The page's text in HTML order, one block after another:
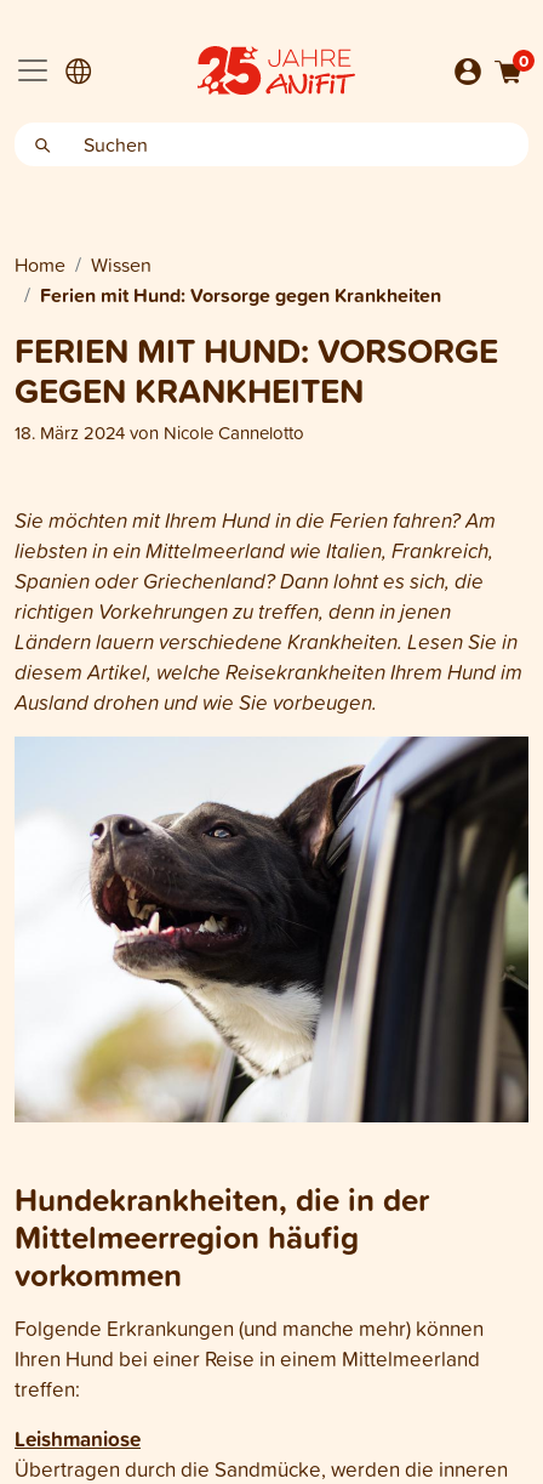
0
Home Wissen
Ferien mit Hund: Vorsorge gegen Krankheiten
FERIEN MIT HUND: VORSORGE
GEGEN KRANKHEITEN
18. März 2024von Nicole Cannelotto
Sie möchten mit Ihrem Hund in die Ferien fahren? Am
liebsten in ein Mittelmeerland wie Italien, Frankreich,
Spanien oder Griechenland? Dann lohnt es sich, die
richtigen Vorkehrungen zu treffen, denn in jenen
Ländern lauern verschiedene Krankheiten. Lesen Sie in
diesem Artikel, welche Reisekrankheiten Ihrem Hund im
Ausland drohen und wie Sie vorbeugen.
Hundekrankheiten, die in der
Mittelmeerregion häufig
vorkommen
Folgende Erkrankungen (und manche mehr) können
Ihren Hund bei einer Reise in einem Mittelmeerland
treffen:
Leishmaniose
Übertragen durch die Sandmücke, werden die inneren